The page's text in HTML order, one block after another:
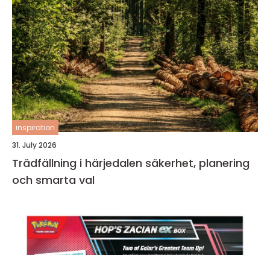
inspiration
31. July 2026
Trädfällning i härjedalen säkerhet, planering
och smarta val